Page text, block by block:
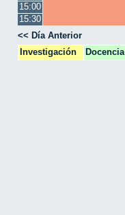
15:00
15:30
<< Día Anterior
Investigación
Docencia